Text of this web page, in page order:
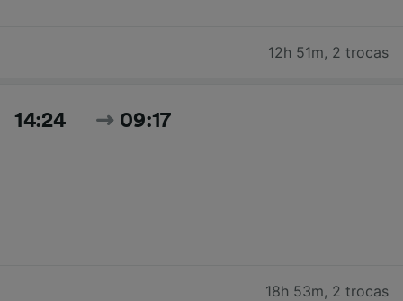
12h 51m, 2 trocas
14:24 09:17
18h 53m, 2 trocas